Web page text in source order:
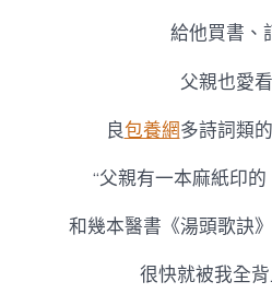
給他買書、
父親也愛
良包養網多詩詞類
“父親有一本麻紙印的
和幾本醫書《湯頭歌訣
很快就被我全